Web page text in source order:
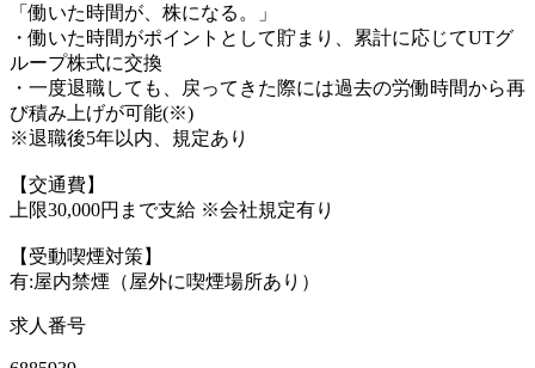
「働いた時間が、株になる。」
・働いた時間がポイントとして貯まり、累計に応じてUTグ
ループ株式に交換
・一度退職しても、戻ってきた際には過去の労働時間から再
び積み上げが可能(※)
※退職後5年以内、規定あり
【交通費】
上限30,000円まで支給 ※会社規定有り
【受動喫煙対策】
有:屋内禁煙（屋外に喫煙場所あり）
求人番号